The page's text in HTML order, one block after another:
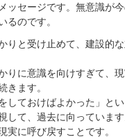
ッセージです。無意識が
るのです。
りと受け止めて、建設的
りに意識を向けすぎて、
きます。
しておけばよかった」と
して、過去に向っています
実に呼び戻すことです。